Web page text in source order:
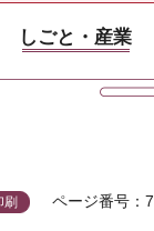
しごと・産業
刷 ページ番号：